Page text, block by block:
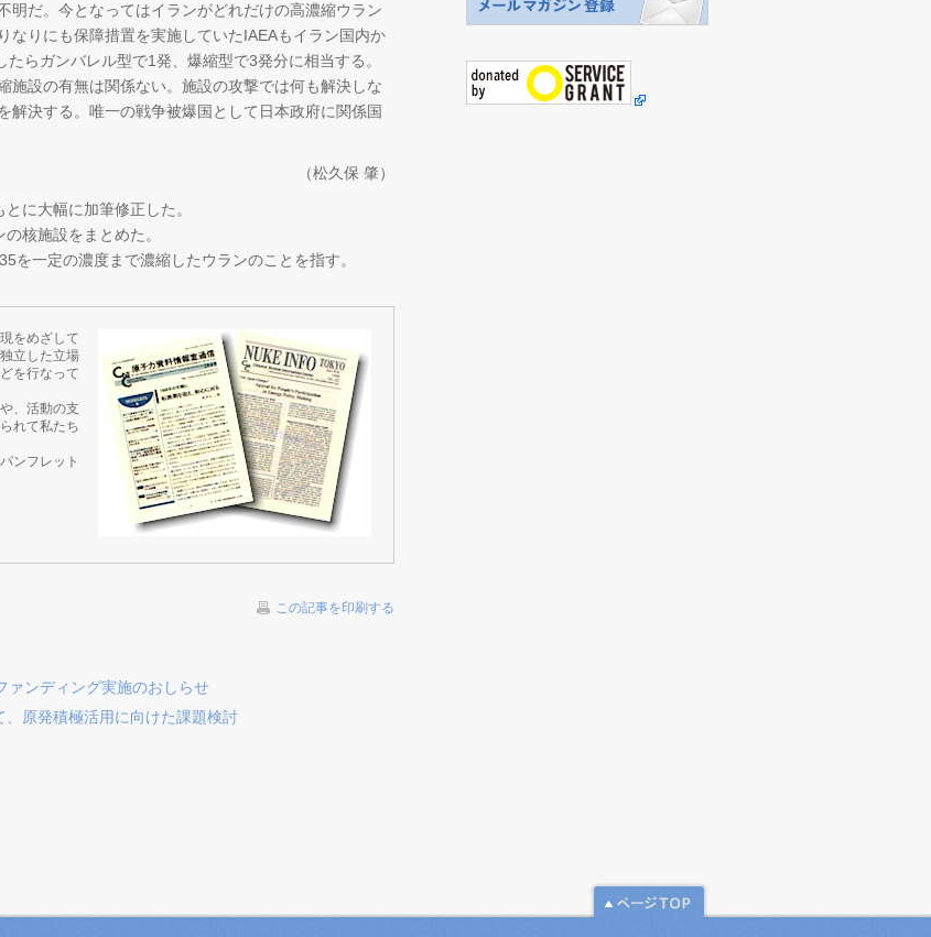
明だ。今となってはイランがどれだけの高濃縮ウラン
なりにも保障措置を実施していたIAEAもイラン国内か
らガンバレル型で1発、爆縮型で3発分に相当する。
施設の有無は関係ない。施設の攻撃では何も解決しな
解決する。唯一の戦争被爆国として日本政府に関係国
（松久保 肇）
に大幅に加筆修正した。
核施設をまとめた。
一定の濃度まで濃縮したウランのことを指す。
をめざして
立した立場
を行なって
、活動の支
れて私たち
ンフレット
この記事を印刷する
ンディング実施のおしらせ
原発積極活用に向けた課題検討